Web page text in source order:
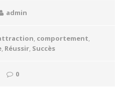
admin
comportement
, Réussir, Succès
0